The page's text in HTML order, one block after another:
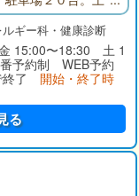
ギー科・健康診断
15:00〜18:30 土 1
予約制 WEB予約
終了 開始・終了時
る